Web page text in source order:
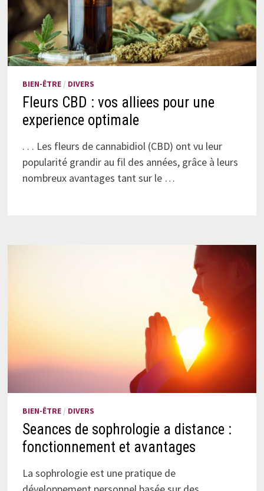
BIEN-ÊTRE / DIVERS
Fleurs CBD : vos alliees pour une
experience optimale
. . . Les fleurs de cannabidiol (CBD) ont vu leur
popularité grandir au fil des années, grâce à leurs
nombreux avantages tant sur le …
BIEN-ÊTRE / DIVERS
Seances de sophrologie a distance :
fonctionnement et avantages
La sophrologie est une pratique de